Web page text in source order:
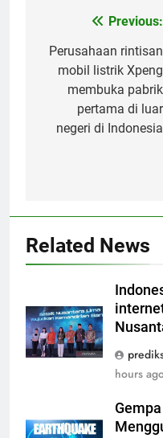
navigation
Previous:
Perusahaan rintisan
mobil listrik Xpeng
membuka pabrik
pertama di luar
negeri di Indonesia
Related News
hours